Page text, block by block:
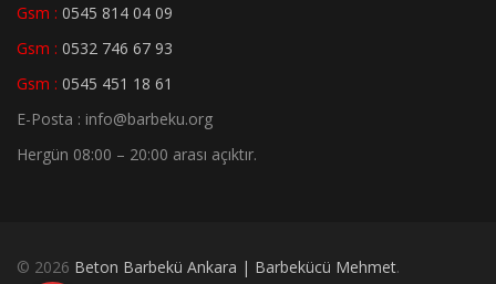
Gsm : 0545 814 04 09
Gsm : 0532 746 67 93
Gsm : 0545 451 18 61
E-Posta : info@barbeku.org
Hergün 08:00 – 20:00 arası açıktır.
© 2026 Beton Barbekü Ankara | Barbekücü Mehmet.